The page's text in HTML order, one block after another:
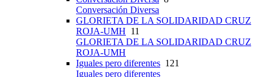
Conversación Diversa
GLORIETA DE LA SOLIDARIDAD CRUZ
ROJA-UMH 11
GLORIETA DE LA SOLIDARIDAD CRUZ
ROJA-UMH
Iguales pero diferentes 121
Iguales pero diferentes